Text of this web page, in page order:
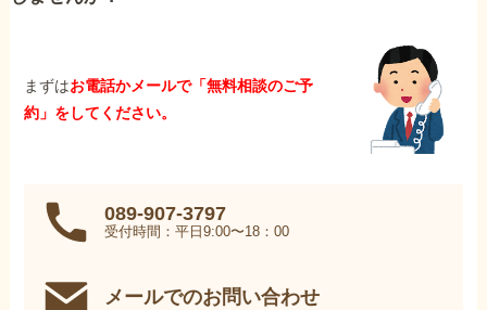
まずはお電話かメールで「無料相談のご予
約」をしてください。
089-907-3797
受付時間：平日9:00〜18：00
メールでのお問い合わせ